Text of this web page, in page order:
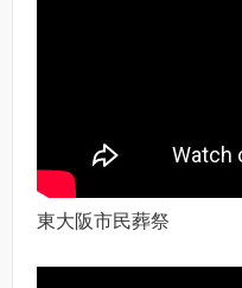
東大阪市民葬祭